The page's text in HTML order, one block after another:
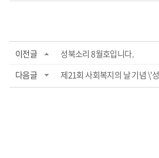
이전글
성북소리 8월호입니다.
다음글
제21회 사회복지의 날 기념 \'